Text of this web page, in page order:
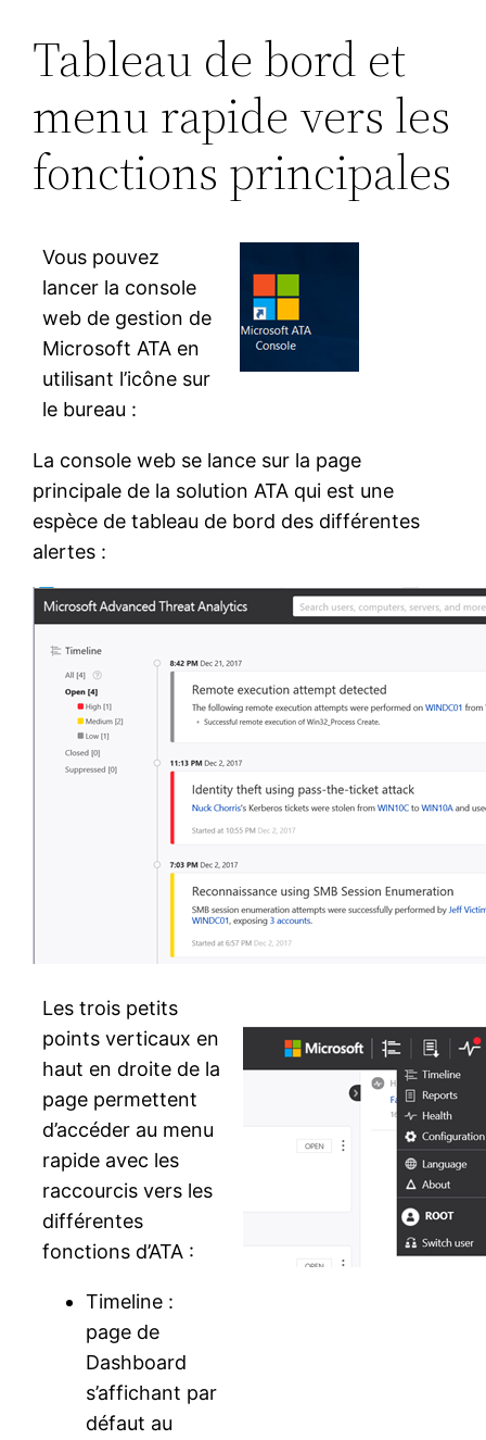
Tableau de bord et
menu rapide vers les
fonctions principales
Vous pouvez
lancer la console
web de gestion de
Microsoft ATA en
utilisant l’icône sur
le bureau :
La console web se lance sur la page
principale de la solution ATA qui est une
espèce de tableau de bord des différentes
alertes :
Les trois petits
points verticaux en
haut en droite de la
page permettent
d’accéder au menu
rapide avec les
raccourcis vers les
différentes
fonctions d’ATA :
Timeline :
page de
Dashboard
s’affichant par
défaut au